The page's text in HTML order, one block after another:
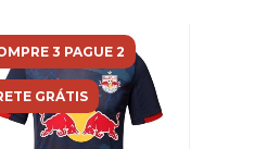
3 PAGUE 2
GRÁTIS